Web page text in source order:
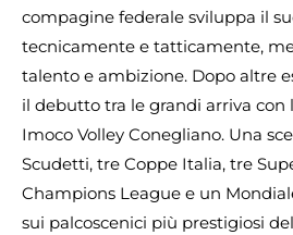
compagine federale sviluppa il
tecnicamente e tatticamente,
talento e ambizione. Dopo altre
il debutto tra le grandi arriva con
Imoco Volley Conegliano. Una
Scudetti, tre Coppe Italia, tre
Champions League e un
sui palcoscenici più prestigiosi